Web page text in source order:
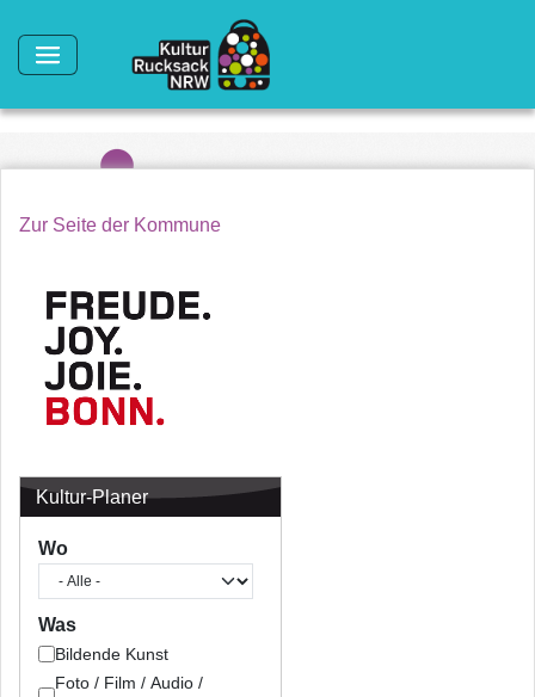
Zur Seite der Kommune
Kultur-Planer
Wo
Was
Bildende Kunst
Foto / Film / Audio /